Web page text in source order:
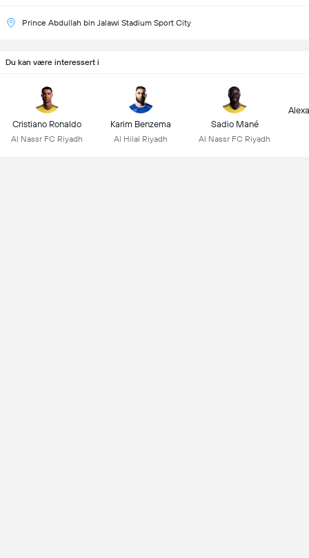
Prince Abdullah bin Jalawi Stadium Sport City
Du kan være interessert i
Cristiano Ronaldo
Al Nassr FC Riyadh
Karim Benzema
Al Hilal Riyadh
Sadio Mané
Al Nassr FC Riyadh